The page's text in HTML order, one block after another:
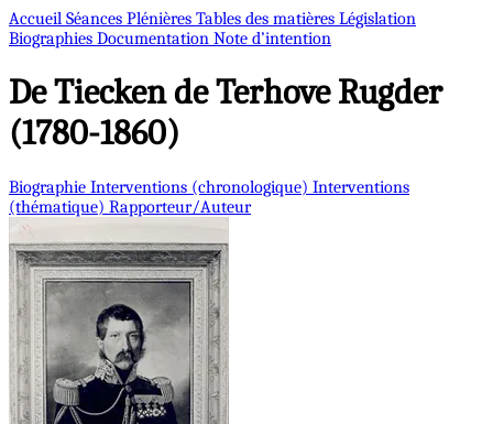
Accueil Séances Plénières Tables des matières Législation
Biographies Documentation Note d’intention
De Tiecken de TerhoveRugder
(1780-1860)
Biographie Interventions (chronologique) Interventions
(thématique) Rapporteur/Auteur